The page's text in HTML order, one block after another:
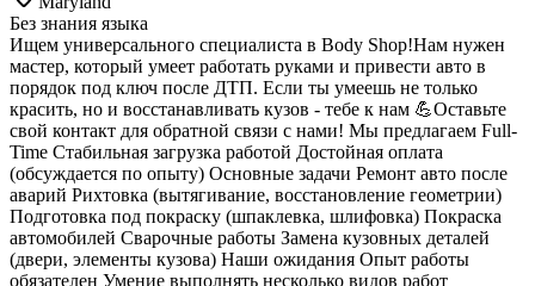
Без знания языка
Ищем универсального специалиста в Body Shop!Нам нужен
мастер, который умеет работать руками и привести авто в
порядок под ключ после ДТП. Если ты умеешь не только
красить, но и восстанавливать кузов - тебе к нам 💪Оставьте
свой контакт для обратной связи с нами! Мы предлагаем Full-
Time Стабильная загрузка работой Достойная оплата
(обсуждается по опыту) Основные задачи Ремонт авто после
аварий Рихтовка (вытягивание, восстановление геометрии)
Подготовка под покраску (шпаклевка, шлифовка) Покраска
автомобилей Сварочные работы Замена кузовных деталей
(двери, элементы кузова) Наши ожидания Опыт работы
обязателен Умение выполнять несколько видов работ